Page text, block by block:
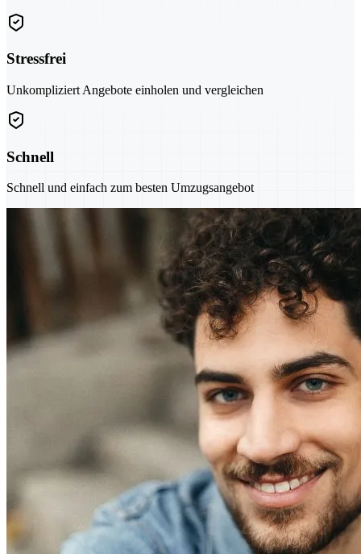
Stressfrei
Unkompliziert Angebote einholen und vergleichen
Schnell
Schnell und einfach zum besten Umzugsangebot